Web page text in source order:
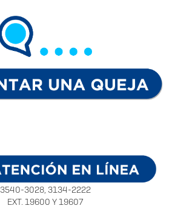
3540-3028, 3134-2222
EXT. 19600 Y 19607